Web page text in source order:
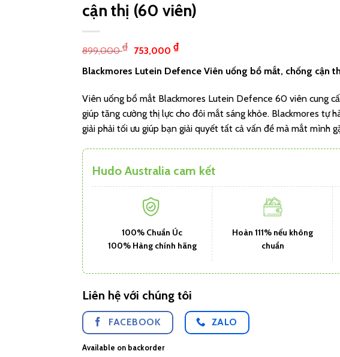
cận thị (60 viên)
899,000₫ 753,000 ₫
Blackmores Lutein Defence Viên uống bổ mắt, chống cận
Viên uống bổ mắt Blackmores Lutein Defence 60 viên cung
giúp tăng cường thị lực cho đôi mắt sáng khỏe. Blackmores tự
giải phải tối ưu giúp bạn giải quyết tất cả vấn đề mà mắt mình
Hudo Australia cam kết
100% Chuẩn Úc
100% Hàng chính hãng
Hoàn 111% nếu không
chuẩn
Liên hệ với chúng tôi
FACEBOOK ZALO
Available on backorder